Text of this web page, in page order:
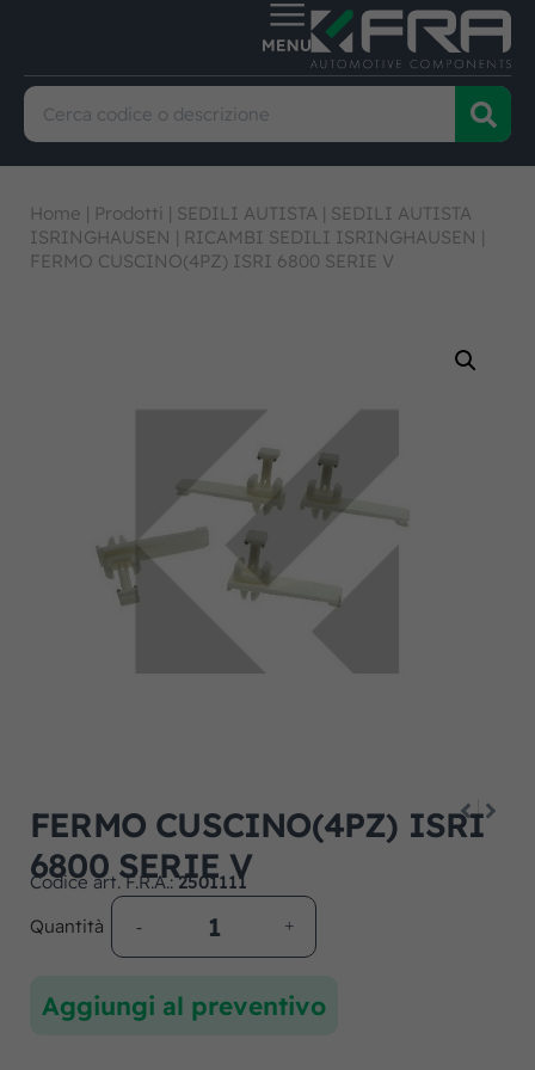
Home | Prodotti | SEDILI AUTISTA | SEDILI AUTISTA
ISRINGHAUSEN | RICAMBI SEDILI ISRINGHAUSEN |
FERMO CUSCINO(4PZ) ISRI 6800 SERIE V
FERMO CUSCINO(4PZ) ISRI
6800 SERIE V
Codice art. F.R.A.:2501111
Quantità
Aggiungi al preventivo